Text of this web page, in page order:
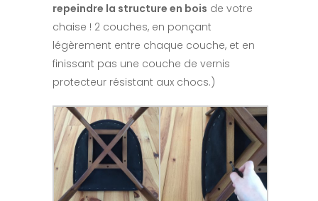
repeindre la structure en bois de votre
chaise ! 2 couches, en ponçant
légèrement entre chaque couche, et en
finissant pas une couche de vernis
protecteur résistant aux chocs.)